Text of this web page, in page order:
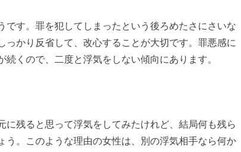
す。罪を犯してしまったという後ろめたさにさいな
っかり反省して、改心することが大切です。罪悪感に
くので、二度と浮気をしない傾向にあります。
残ると思って浮気をしてみたけれど、結局何も残ら
う。このような理由の女性は、別の浮気相手なら何か